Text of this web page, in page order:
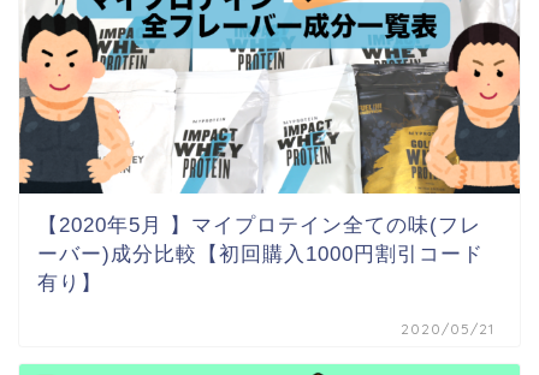
【2020年5月 】マイプロテイン全ての味(フレ
ーバー)成分比較【初回購入1000円割引コード
有り】
2020/05/21